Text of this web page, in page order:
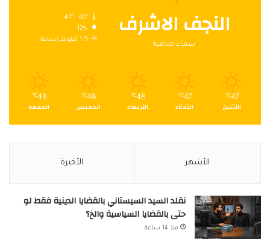
النجف الاشرف
سماء صافية
47º - 40º
12%
1.9 كيلومتر/ساعة
47
℃
الأثنين
47
℃
الثلاثاء
48
℃
الأربعاء
48
℃
الخميس
48
℃
الجمعة
الأشهر الأخيرة
نقلد السيد السيستاني بالقضايا الدينية فقط لو
حتى بالقضايا السياسية والخ؟
منذ 14 ساعة